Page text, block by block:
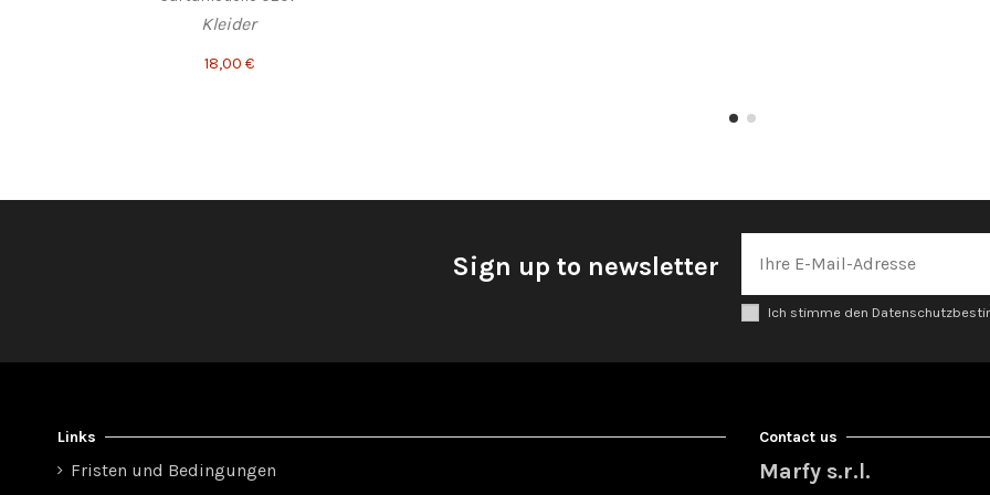
Kleider
18,00 €
Sign up to newsletter
Ich stimme den
Links
Fristen und Bedingungen
Contact us
Marfy s.r.l.